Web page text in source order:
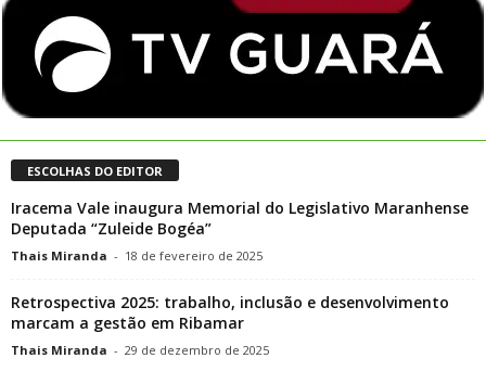
ESCOLHAS DO EDITOR
Iracema Vale inaugura Memorial do Legislativo Maranhense
Deputada “Zuleide Bogéa”
Thais Miranda - 18 de fevereiro de 2025
Retrospectiva 2025: trabalho, inclusão e desenvolvimento
marcam a gestão em Ribamar
Thais Miranda - 29 de dezembro de 2025